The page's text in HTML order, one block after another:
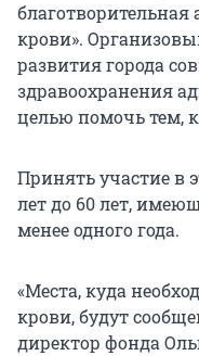
крови».
развития города
здравоохранения
целью помочь тем,
Принять участие в
лет до 60 лет,
менее одного года.
«Места, куда
крови, будут
директор фонда